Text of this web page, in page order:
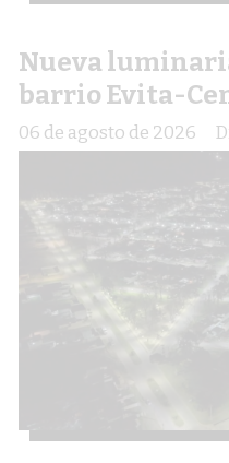
Nueva
barrio Evita-
06 de agosto de 2026